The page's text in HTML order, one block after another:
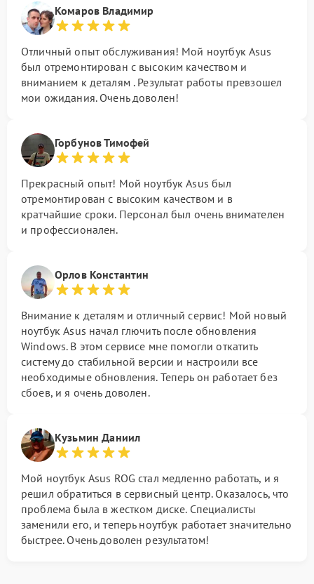
Комаров Владимир
Отличный опыт обслуживания! Мой ноутбук Asus
был отремонтирован с высоким качеством и
вниманием к деталям . Результат работы превзошел
мои ожидания. Очень доволен!
Горбунов Тимофей
Прекрасный опыт! Мой ноутбук Asus был
отремонтирован с высоким качеством и в
кратчайшие сроки. Персонал был очень внимателен
и профессионален.
Орлов Константин
Внимание к деталям и отличный сервис! Мой новый
ноутбук Asus начал глючить после обновления
Windows. В этом сервисе мне помогли откатить
систему до стабильной версии и настроили все
необходимые обновления. Теперь он работает без
сбоев, и я очень доволен.
Кузьмин Даниил
Мой ноутбук Asus ROG стал медленно работать, и я
решил обратиться в сервисный центр. Оказалось, что
проблема была в жестком диске. Специалисты
заменили его, и теперь ноутбук работает значительно
быстрее. Очень доволен результатом!